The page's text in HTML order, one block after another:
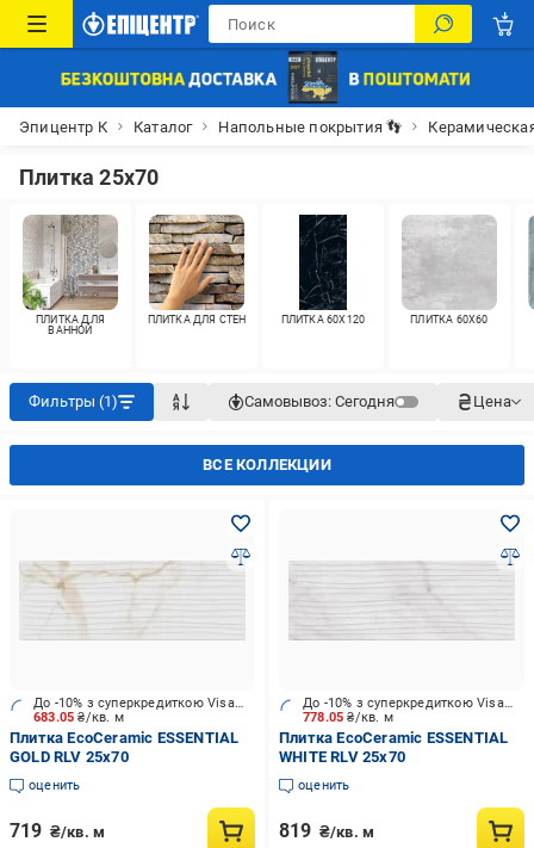
Эпицентр К Каталог Напольные покрытия 👣
Плитка 25x70
ПЛИТКА ДЛЯ
ВАННОЙ
ПЛИТКА ДЛЯ СТЕН ПЛИТКА 60X120 ПЛИТКА 60X60
Фильтры (1) Самовывоз: Сегодня Цена
ВСЕ КОЛЛЕКЦИИ
683.05₴/кв. м
До -10% з суперкредиткою Visa Вигода
Плитка EcoCeramic ESSENTIAL
GOLD RLV 25х70
оценить
719 ₴/кв. м
778.05₴/кв. м
До -10% з суперкредиткою Visa Вигода
Плитка EcoCeramic ESSENTIAL
WHITE RLV 25х70
оценить
819 ₴/кв. м